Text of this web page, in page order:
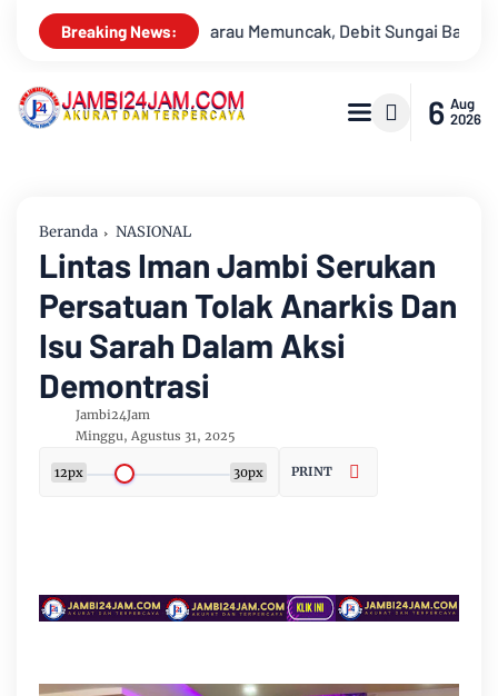
Breaking News:
Sungai Batanghari Terus Menyusut, Jambi Hadapi Ancaman
6 Aug
2026
Beranda NASIONAL
Lintas Iman Jambi Serukan
Persatuan Tolak Anarkis Dan
Isu Sarah Dalam Aksi
Demontrasi
Jambi24Jam
Minggu, Agustus 31, 2025
12px 30px PRINT